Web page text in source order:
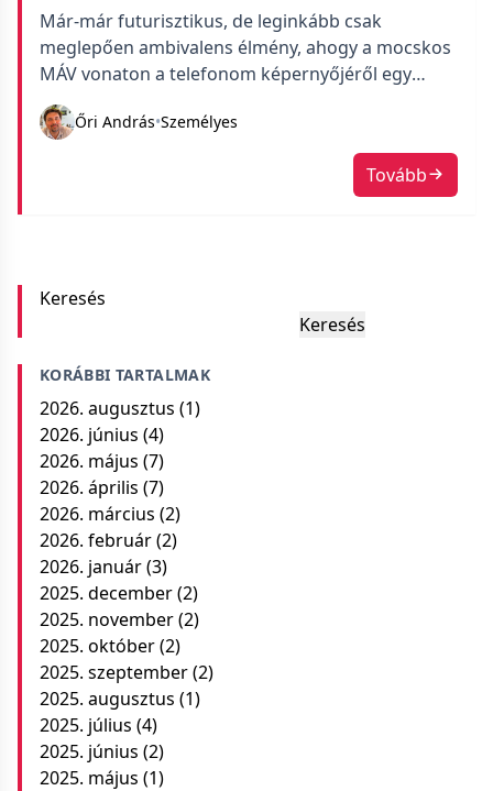
Már-már futurisztikus, de leginkább csak
meglepően ambivalens élmény, ahogy a mocskos
MÁV vonaton a telefonom képernyőjéről egy
másik telefon kamerájával csippantják le a jegyet.
Őri András•Személyes
Tovább
Keresés
Keresés
KORÁBBI TARTALMAK
2026. augusztus (1)
2026. június (4)
2026. május (7)
2026. április (7)
2026. március (2)
2026. február(2)
2026. január(3)
2025. december(2)
2025. november(2)
2025. október(2)
2025. szeptember(2)
2025. augusztus (1)
2025. július (4)
2025. június (2)
2025. május (1)